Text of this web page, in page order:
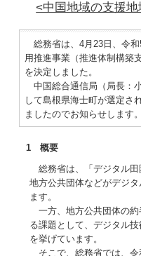
<中国地域の支援
総務省は、4月23日、令
用推進事業（推進体制構築
を決定しました。
中国総合通信局（局長：
して島根県海士町が選定さ
ましたのでお知らせします。
1 概要
総務省は、「デジタル田
地方公共団体などがデジ
ます。
一方、地方公共団体の約
る課題として、デジタル
を挙げています。
そこで、総務省では、令